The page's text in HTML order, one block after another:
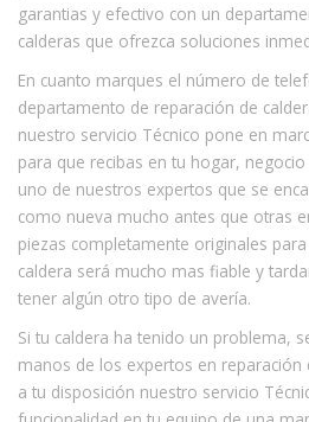
garantias y efectivo con un
calderas que ofrezca soluciones
En cuanto marques el número de
departamento de reparación de
nuestro servicio Técnico pone en
para que recibas en tu hogar,
uno de nuestros expertos que se
como nueva mucho antes que otras
piezas completamente originales
caldera será mucho mas fiable y
tener algún otro tipo de avería.
Si tu caldera ha tenido un problema,
manos de los expertos en reparación
a tu disposición nuestro servicio